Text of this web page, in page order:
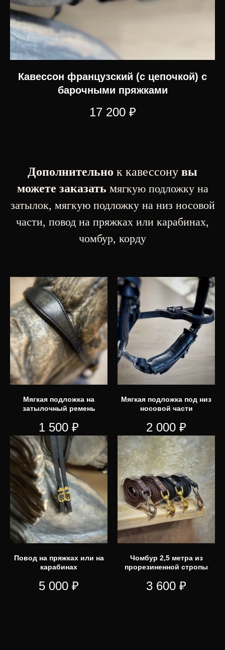
Кавессон французский (c цепочкой) с
барочными пряжками
17 200 ₽
Дополнительно к кавессону вы
можете заказать мягкую подложку на
затылок, мягкую подложку на низ носовой
части, повод на пряжках или карабинах,
чомбур, корду
Мягкая подложка на
затылочный ремень
1 500 ₽
Мягкая подложка под низ
носовой части
2 000 ₽
Повод на пряжках или на
карабинах
5 000 ₽
Чомбур 2,5 метра из
прорезиненной стропы
3 600 ₽